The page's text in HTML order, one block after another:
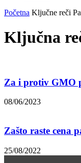
Početna Ključne reči
Ključna
Za i protiv GMO
08/06/2023
Zašto raste cena
25/08/2022